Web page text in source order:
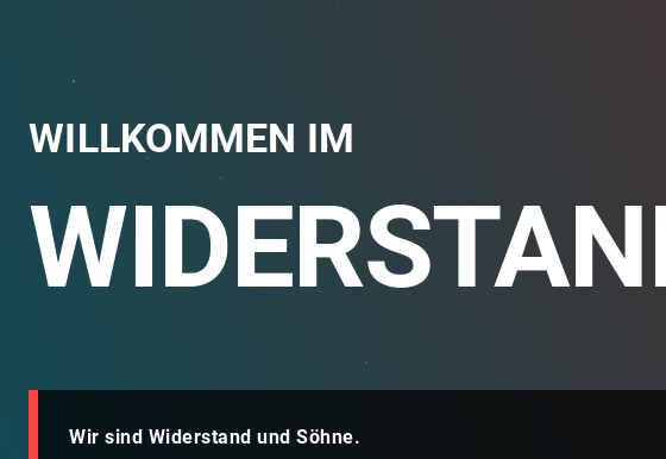
WILLKOMMEN IM
Wir sind Widerstand und Söhne.